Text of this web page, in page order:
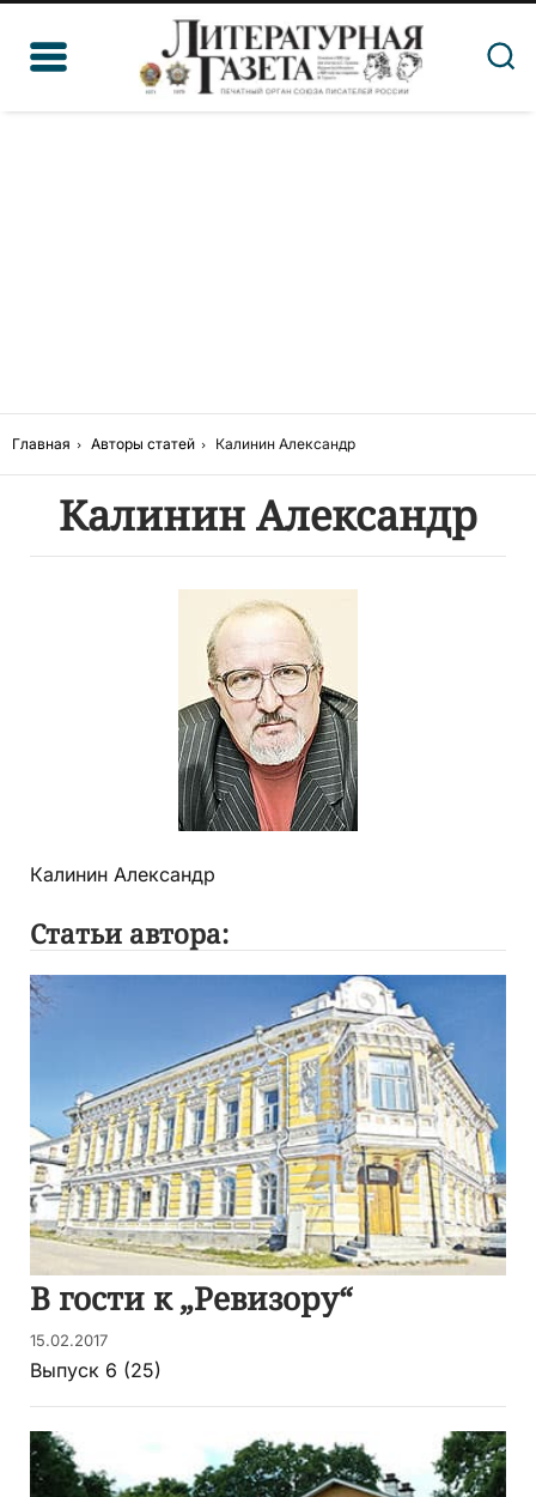
Главная Авторы статей Калинин Александр
Калинин Александр
Калинин Александр
Статьи автора:
В гости к „Ревизору“
15.02.2017
Выпуск 6 (25)